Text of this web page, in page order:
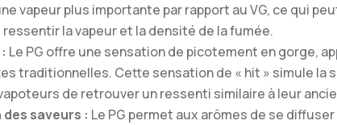
vapeur plus importante par rapport au VG, ce qui
la vapeur et la densité de la fumée.
Le PG offre une sensation de picotement en gorge,
traditionnelles. Cette sensation de « hit » simule la
de retrouver un ressenti similaire à leur
saveurs : Le PG permet aux arômes de se